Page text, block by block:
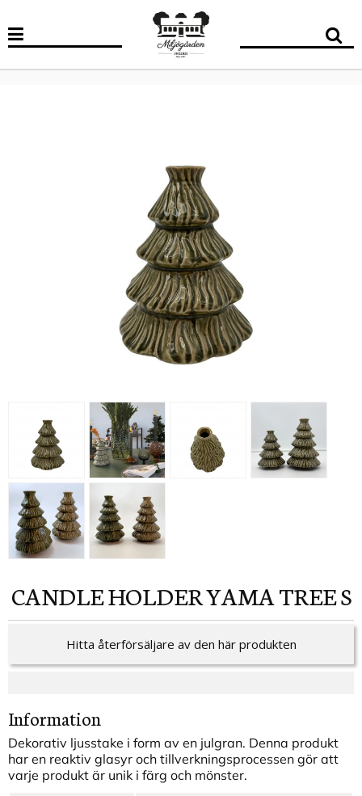
CANDLE HOLDER YAMA TREE S
Hitta återförsäljare av den här produkten
Information
Dekorativ ljusstake i form av en julgran. Denna produkt
har en reaktiv glasyr och tillverkningsprocessen gör att
varje produkt är unik i färg och mönster.